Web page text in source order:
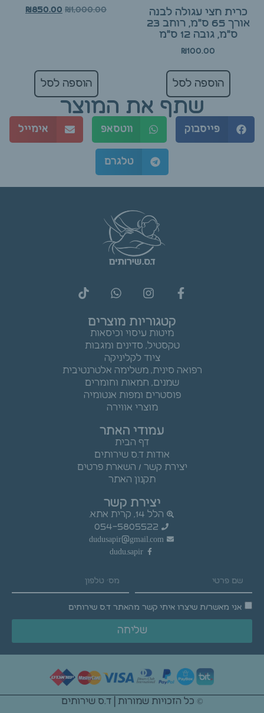
כרית חצי עגולה לבנה
אורך 65 ס"מ, רוחב 23
ס"מ, גובה 12 ס"מ
₪100.00
הוספה לסל
₪1,000.00
₪850.00
הוספה לסל
שתף את המוצר
פייסבוק ווטסאפ אימייל
טלגרם
קטגוריות מוצרים
מיטות עיסוי וכיסאות
טקסטיל, סדינים ומגבות
ציוד לקליניקה
רפואה סינית, משלימה אלטרנטיבית
שמנים, חמאות וחומרים
פוסטרים ומפות אנטומיה
מוצרי אווירה
עמודי האתר
דף הבית
אודות ד.ס שירותים
יצירת קשר / השארת פרטים
תקנון האתר
יצירת קשר
הלל 14, קרית אתא.
054-5805522
dudusapir@gmail.com
dudu.sapir
אני מאשר/ת שיצרו איתי קשר מהאתר ד.ס שירותים
שליחה
© כל הזכויות שמורות | ד.ס שירותים